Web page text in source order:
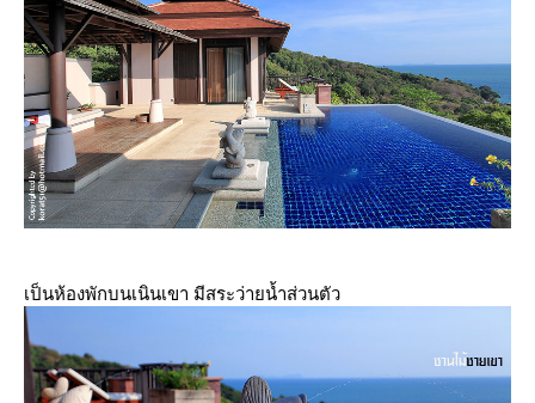
เป็นห้องพักบนเนินเขา มีสระว่ายน้ำส่วนตัว